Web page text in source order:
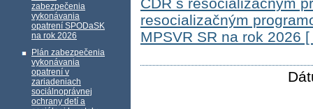
zabezpečenia
vykonávania
opatrení SPODaSK
na rok 2026
Plán zabezpečenia
vykonávania
opatrení v
zariadeniach
sociálnoprávnej
ochrany detí a
CDR s resocializačným
resocializačným
MPSVR SR na rok 2026 [